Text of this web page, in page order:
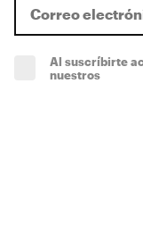
Al suscríbirte
nuestros